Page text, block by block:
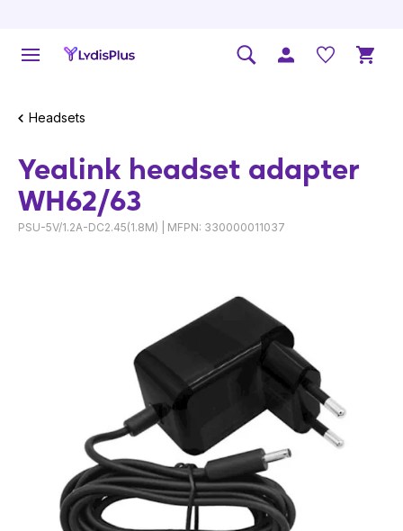
Headsets
Yealink headset adapter
WH62/63
PSU-5V/1.2A-DC2.45(1.8M) | MFPN: 330000011037